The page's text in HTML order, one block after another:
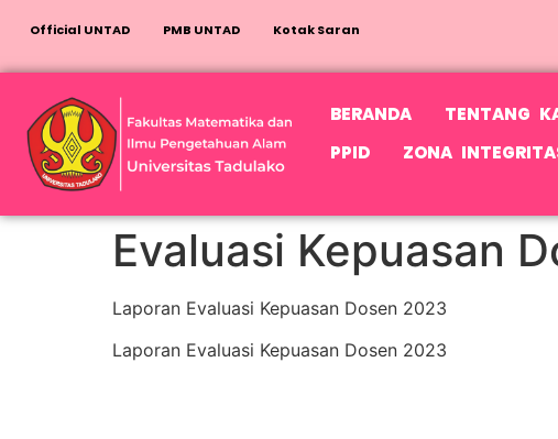
Official UNTAD PMB UNTAD Kotak Saran
BERANDA TENTANG
PPID
ZONA
Evaluasi Kepuasan
Laporan Evaluasi Kepuasan Dosen 2023
Laporan Evaluasi Kepuasan Dosen 2023